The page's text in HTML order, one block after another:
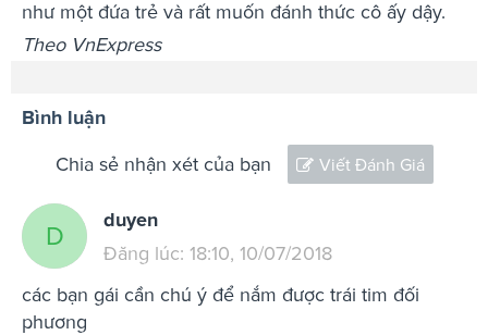
như một đứa trẻ và rất muốn đánh thức cô ấy dậy.
Theo VnExpress
Bình luận
Chia sẻ nhận xét của bạn Viết Đánh Giá
D
duyen
Đăng lúc: 18:10, 10/07/2018
các bạn gái cần chú ý để nắm được trái tim đối
phương